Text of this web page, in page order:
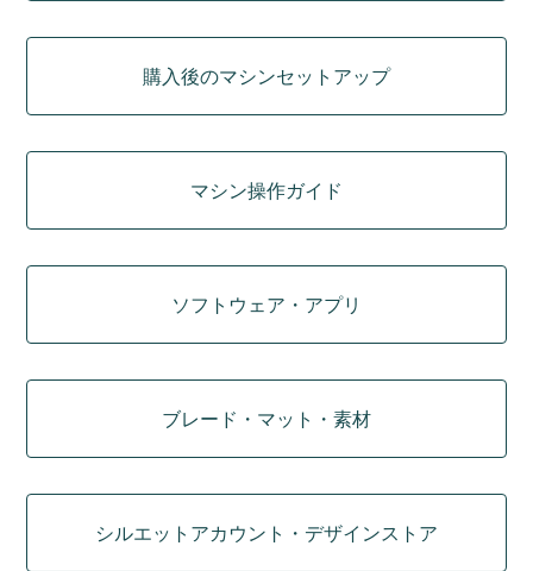
購入後のマシンセットアップ
マシン操作ガイド
ソフトウェア・アプリ
ブレード・マット・素材
シルエットアカウント・デザインストア